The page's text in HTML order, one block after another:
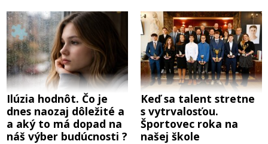
Ilúzia hodnôt. Čo je
dnes naozaj dôležité a
a aký to má dopad na
náš výber budúcnosti ?
Keď sa talent stretne
s vytrvalosťou.
Športovec roka na
našej škole